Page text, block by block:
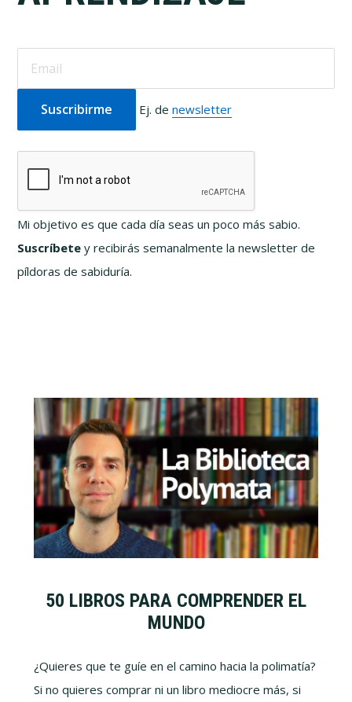
Ej. denewsletter
Mi objetivo es que cada día seas un poco más sabio.
Suscríbete y recibirás semanalmente la newsletter de
píldoras de sabiduría.
50 LIBROS PARA COMPRENDER EL
MUNDO
¿Quieres que te guíe en el camino hacia la polimatía?
Si no quieres comprar ni un libro mediocre más, si